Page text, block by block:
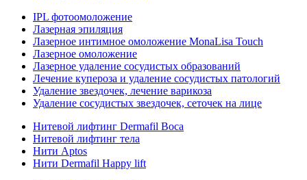
IPL фотоомоложение
Лазерная эпиляция
Лазерное интимное омоложение MonaLisa Touch
Лазерное омоложение
Лазерное удаление сосудистых образований
Лечение купероза и удаление сосудистых патологий
Удаление звездочек, лечение варикоза
Удаление сосудистых звездочек, сеточек на лице
Нитевой лифтинг Dermafil Boca
Нитевой лифтинг тела
Нити Aptos
Нити Dermafil Happy lift